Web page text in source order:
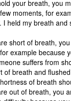
your breath, you
moments, for
I held my breath and
short of breath,
example because
suffers from
of breath and
of breath
out of breath, you